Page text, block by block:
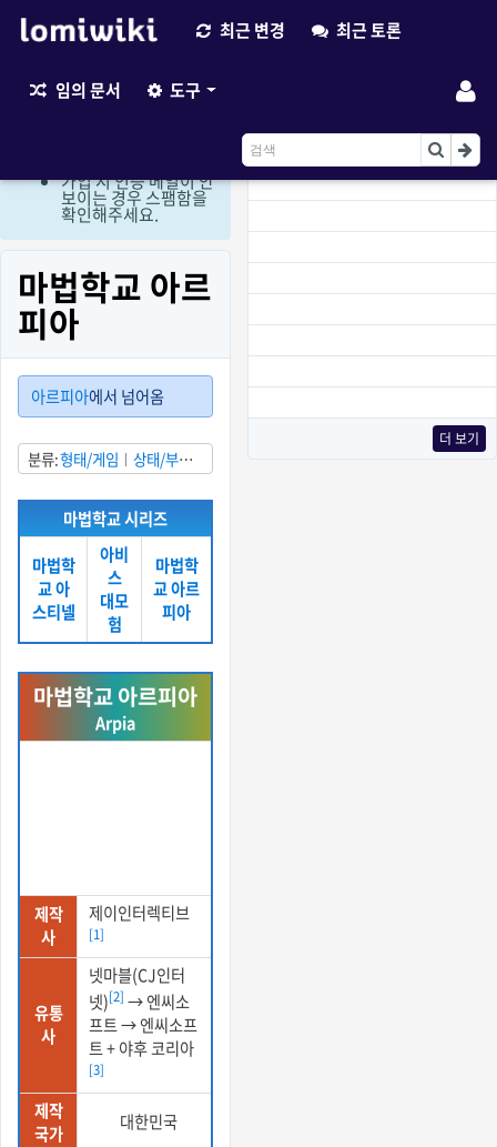
최근 변경 최근 토론
임의 문서 도구
더 보기
현재 로그인 회원만 편
집이 가능한 상태입니
가입 시 인증 메일이 안
보이는 경우 스팸함을
확인해주세요.
마법학교 아르
피아
아르피아에서 넘어옴
분류 형태/게임
상태/부분
적으로 발견됨
국가/대한민
국
마법학교 시리즈
마법학교 시리즈
마법학
교 아
스티넬
아비
스
대모
험
마법학
교 아르
피아
마법학교 아르피아
Arpia
제작
사
제이인터렉티브
[1]
유통
사
넷마블(CJ인터
넷)[2] → 엔씨소
프트 → 엔씨소프
트 + 야후 코리아
[3]
제작
국가
대한민국